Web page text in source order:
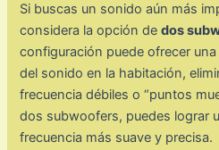
Si buscas un sonido aún más
considera la opción dedos
configuración puede ofrecer
del sonido en la habitación,
frecuencia débiles o “puntos
dos subwoofers, puedes lograr
frecuencia más suave y precisa.